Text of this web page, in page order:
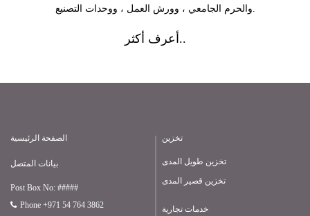
والحرم الجامعي ، وورش العمل ، ووحدات التصنيع.
أعرف أكثر..
الصفحة الرئيسية
بيانات المتصل
Post Box No: #####
Phone +971 54 764 3862
تخزين
تخزين طويل المدى
تخزين قصير المدى
خدمات تجارية